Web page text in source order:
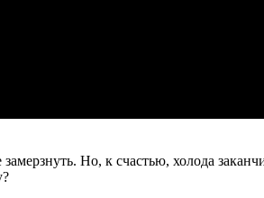
Но, к счастью, холода